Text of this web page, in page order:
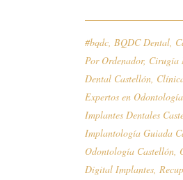
#bqdc, BQDC Dental,
Por Ordenador, Cirugía
Dental Castellón,
Expertos en
Implantes Dentales
Implantología Guiada
Odontología Castellón,
Digital Implantes,